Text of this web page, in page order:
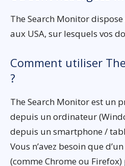
The Search Monitor
aux USA, sur lesquels vos
Comment utiliser
?
The Search Monitor est un
depuis un ordinateur
depuis un smartphone /
Vous n’avez besoin que
(comme Chrome ou